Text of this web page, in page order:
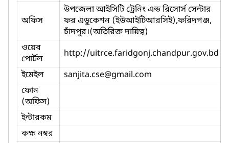
অফিস
উপজেলা আইসিটি ট্রেনিং এন্ড রিসোর্স সেন্টার
ফর এডুকেশন (ইউআইটিআরসিই),ফরিদগঞ্জ,
চাঁদপুর।(অতিরিক্ত দায়িত্ব)
ওয়েব
পোর্টল
http://uitrce.faridgonj.chandpur.gov.bd
ইমেইল
sanjita.cse@gmail.com
ফোন
(অফিস)
ইন্টারকম
কক্ষ নম্বর